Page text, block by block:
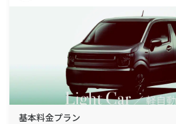
基本料金プラン